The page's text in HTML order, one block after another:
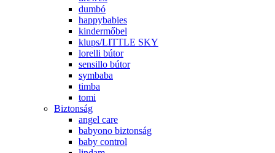
dumbó
happybabies
kindermőbel
klups/LITTLE SKY
lorelli bútor
sensillo bútor
symbaba
timba
tomi
Biztonság
angel care
babyono biztonság
baby control